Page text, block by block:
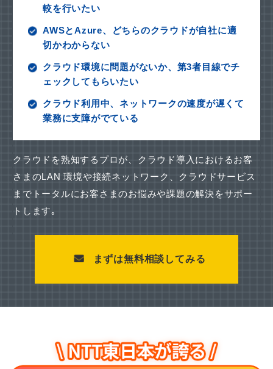
較を行いたい
AWSとAzure、どちらのクラウドが自社に適
切かわからない
クラウド環境に問題がないか、第3者目線でチ
ェックしてもらいたい
クラウド利用中、ネットワークの速度が遅くて
業務に支障がでている
クラウドを熟知するプロが、クラウド導入におけるお客
さまのLAN 環境や接続ネットワーク、
クラウドサービス
までトータルにお客さまのお悩みや課題の解決をサポー
トします｡
まずは無料相談してみる